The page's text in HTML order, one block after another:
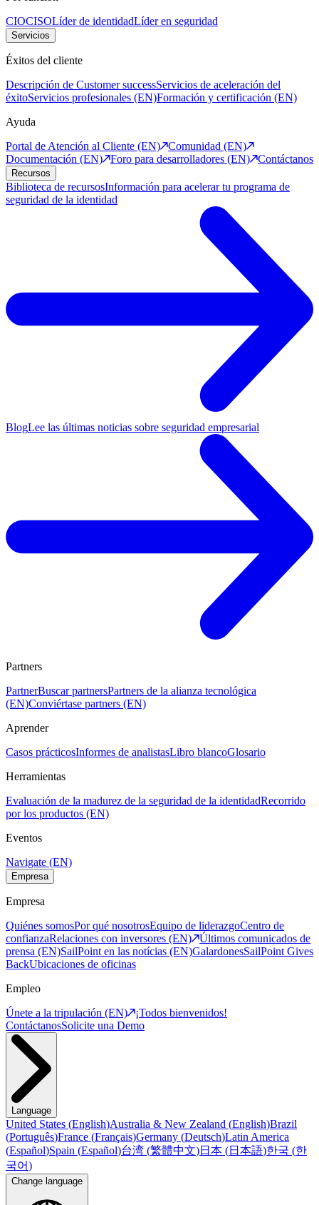
CIOCISOLíder de identidadLíder en seguridad
Servicios
Éxitos del cliente
Descripción de Customer successServicios de aceleración del
éxitoServicios profesionales (EN)Formación y certificación (EN)
Ayuda
Portal de Atención al Cliente (EN)
Comunidad (EN)
Documentación (EN)
Foro para desarrolladores (EN) Contáctanos
Recursos
Biblioteca de recursosInformación para acelerar tu programa de
seguridad de la identidad
BlogLee las últimas noticias sobre seguridad empresarial
Partners
PartnerBuscar partnersPartners de la alianza tecnológica
(EN)Conviértase partners (EN)
Aprender
Casos prácticosInformes de analistasLibro blancoGlosario
Herramientas
Evaluación de la madurez de la seguridad de la identidadRecorrido
por los productos (EN)
Eventos
Navigate (EN)
Empresa
Empresa
Quiénes somosPor qué nosotrosEquipo de liderazgoCentro de
confianzaRelaciones con inversores (EN)
Últimos comunicados de
prensa (EN)SailPoint en las notícias (EN)GalardonesSailPoint Gives
BackUbicaciones de oficinas
Empleo
Únete a la tripulación (EN)
¡Todos bienvenidos!
ContáctanosSolicite una Demo
Language
United States (English)Australia & New Zealand (English)Brazil
(Português)France (Français)Germany (Deutsch)Latin America
(Español)Spain (Español)台湾 (繁體中文)日本 (日本語)한국 (한
국어)
Change language